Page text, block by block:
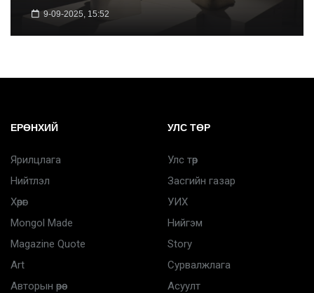
9-09-2025, 15:52
ЕРӨНХИЙ
Ярилцлага
Нийтлэл
Хөрөг
Mongol Made
Magazine Quote
Art
Авторын өрөө
УЛС ТӨР
Улс төр
Засгийн газар
УИХ
Нийгэм
Story
Сурвалжлага
Асуулт